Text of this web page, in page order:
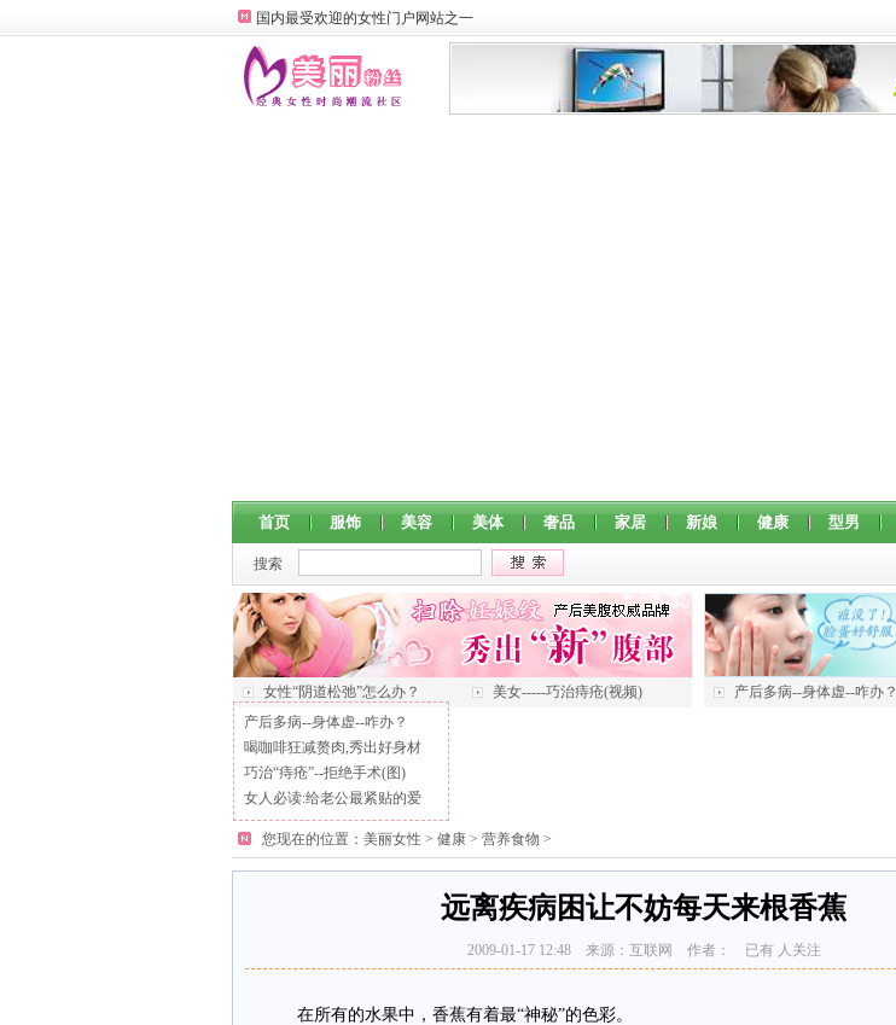
国内最受欢迎的女性门户网站之一
首页 服饰 美容 美体 奢品 家居 新娘 健康 型男
搜索
女性“阴道松弛”怎么办？ 美女-----巧治痔疮(视频) 产后多病--身体虚--咋办？
产后多病--身体虚--咋办？
喝咖啡狂减赘肉,秀出好身材
巧治“痔疮”--拒绝手术(图)
女人必读:给老公最紧贴的爱
您现在的位置： 美丽女性 > 健康 > 营养食物 >
远离疾病困让不妨每天来根香蕉
2009-01-17 12:48 来源：互联网 作者： 已有 人关注
在所有的水果中，香蕉有着最“神秘”的色彩。